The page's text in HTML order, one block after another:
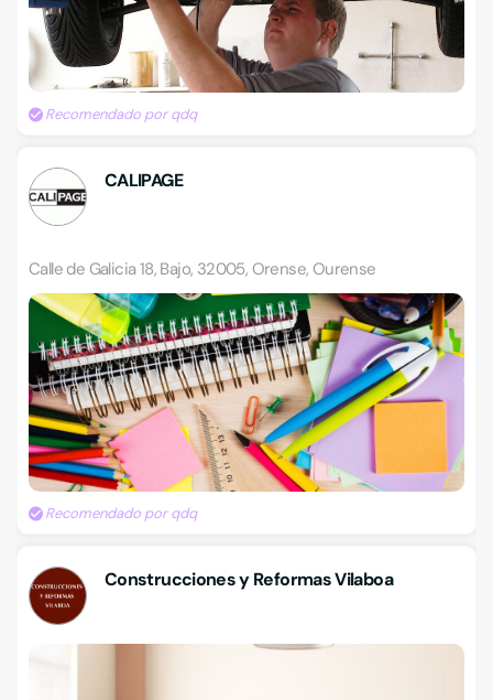
Recomendado por qdq
CALIPAGE
Calle de Galicia 18, Bajo, 32005, Orense, Ourense
Recomendado por qdq
Construcciones y Reformas Vilaboa